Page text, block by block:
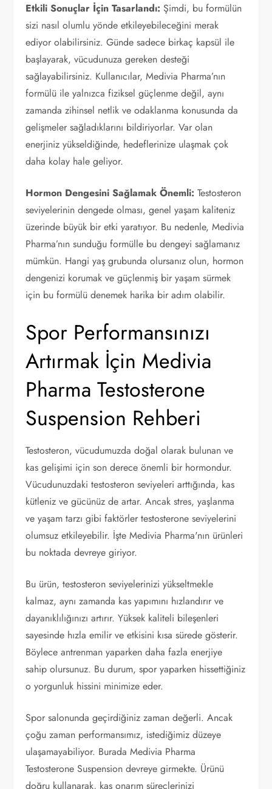
Etkili Sonuçlar İçin Tasarlandı: Şimdi, bu formülün
sizi nasıl olumlu yönde etkileyebileceğini merak
ediyor olabilirsiniz. Günde sadece birkaç kapsül ile
başlayarak, vücudunuza gereken desteği
sağlayabilirsiniz. Kullanıcılar, Medivia Pharma’nın
formülü ile yalnızca fiziksel güçlenme değil, aynı
zamanda zihinsel netlik ve odaklanma konusunda da
gelişmeler sağladıklarını bildiriyorlar. Var olan
enerjiniz yükseldiğinde, hedeflerinize ulaşmak çok
daha kolay hale geliyor.
Hormon Dengesini Sağlamak Önemli: Testosteron
seviyelerinin dengede olması, genel yaşam kaliteniz
üzerinde büyük bir etki yaratıyor. Bu nedenle, Medivia
Pharma’nın sunduğu formülle bu dengeyi sağlamanız
mümkün. Hangi yaş grubunda olursanız olun, hormon
dengenizi korumak ve güçlenmiş bir yaşam sürmek
için bu formülü denemek harika bir adım olabilir.
Spor Performansınızı
Artırmak İçin Medivia
Pharma Testosterone
Suspension Rehberi
Testosteron, vücudumuzda doğal olarak bulunan ve
kas gelişimi için son derece önemli bir hormondur.
Vücudunuzdaki testosteron seviyeleri arttığında, kas
kütleniz ve gücünüz de artar. Ancak stres, yaşlanma
ve yaşam tarzı gibi faktörler testosterone seviyelerini
olumsuz etkileyebilir. İşte Medivia Pharma'nın ürünleri
bu noktada devreye giriyor.
Bu ürün, testosteron seviyelerinizi yükseltmekle
kalmaz, aynı zamanda kas yapımını hızlandırır ve
dayanıklılığınızı artırır. Yüksek kaliteli bileşenleri
sayesinde hızla emilir ve etkisini kısa sürede gösterir.
Böylece antrenman yaparken daha fazla enerjiye
sahip olursunuz. Bu durum, spor yaparken hissettiğiniz
o yorgunluk hissini minimize eder.
Spor salonunda geçirdiğiniz zaman değerli. Ancak
çoğu zaman performansımız, istediğimiz düzeye
ulaşamayabiliyor. Burada Medivia Pharma
Testosterone Suspension devreye girmekte. Ürünü
doğru kullanarak, kas onarım süreçlerinizi